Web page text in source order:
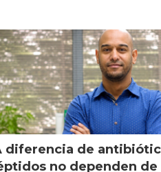
diferencia de
no dependen de